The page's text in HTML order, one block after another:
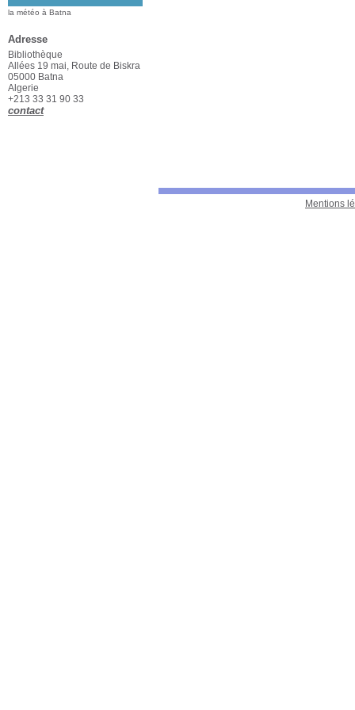
Mentions
la météo à Batna
Adresse
Bibliothèque
Allées 19 mai, Route de Biskra
05000 Batna
Algerie
+213 33 31 90 33
contact